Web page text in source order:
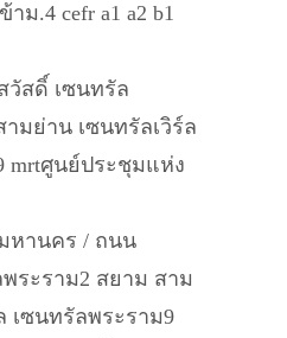
ม.4 cefr a1 a2 b1
สดิ์ เซนทรัล
มย่าน เซนทรัลเวิร์ล
mrtศูนย์ประชุมแห่ง
หานคร / ถนน
ระราม2 สยาม สาม
เซนทรัลพระราม9